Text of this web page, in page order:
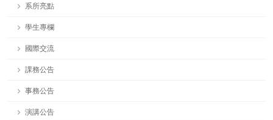
系所亮點
學生專欄
國際交流
課務公告
事務公告
演講公告